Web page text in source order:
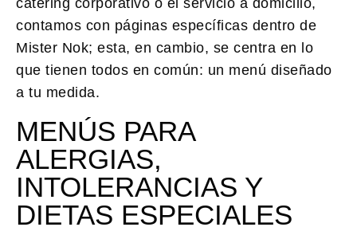
contamos con páginas específicas dentro de
Mister Nok; esta, en cambio, se centra en lo
que tienen todos en común: un menú diseñado
a tu medida.
MENÚS PARA
ALERGIAS,
INTOLERANCIAS Y
DIETAS ESPECIALES